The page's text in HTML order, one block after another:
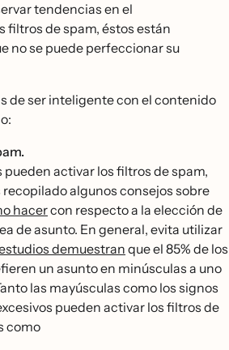
tendencias en el
filtros de spam, éstos están
no se puede perfeccionar su
de ser inteligente con el contenido
activar los filtros de spam,
recopilado algunos consejos sobre
hacercon respecto a la elección de
de asunto. En general, evita utilizar
demuestranque el 85% de los
un asunto en minúsculas a uno
las mayúsculas como los signos
pueden activar los filtros de
como